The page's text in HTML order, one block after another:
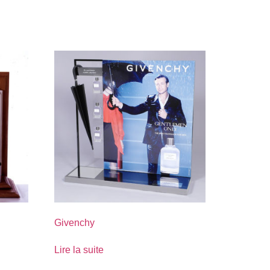
Givenchy
Lire la suite